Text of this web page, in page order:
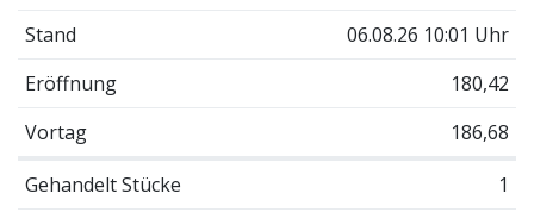
Stand
06.08.26 10:01 Uhr
Eröffnung
180,42
Vortag
186,68
Gehandelt Stücke
1